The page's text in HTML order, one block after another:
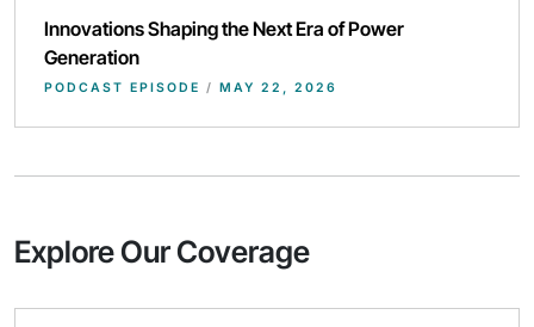
Innovations Shaping the Next Era of Power
Generation
PODCAST EPISODE / MAY 22, 2026
Explore Our Coverage